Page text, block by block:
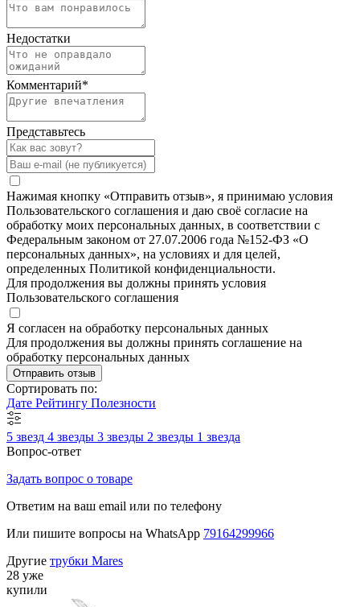
Недостатки
Комментарий*
Представьтесь
Нажимая кнопку «Отправить отзыв», я принимаю условия
Пользовательского соглашения и даю своё согласие на
обработку моих персональных данных, в соответствии с
Федеральным законом от 27.07.2006 года №152-ФЗ «О
персональных данных», на условиях и для целей,
определенных Политикой конфиденциальности.
Для продолжения вы должны принять условия
Пользовательского соглашения
Я согласен на обработку персональных данных
Для продолжения вы должны принять соглашение на
обработку персональных данных
Отправить отзыв
Сортировать по:
Дате Рейтингу Полезности
5 звезд 4 звезды 3 звезды 2 звезды 1 звезда
Вопрос-ответ
Задать вопрос о товаре
Ответим на ваш email или по телефону
Или пишите вопросы на WhatsApp 79164299966
Другие трубки Mares
28 уже
купили